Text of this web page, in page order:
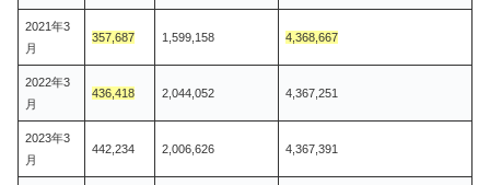
2021年3
月
357,687 1,599,158 4,368,667
2022年3
月
436,418 2,044,052 4,367,251
2023年3
月
442,234 2,006,626 4,367,391